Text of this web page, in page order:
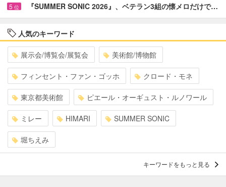
5 位 『SUMMER SONIC 2026』、ベテラン3組の懐メロだけで…
人気のキーワード
展示会/博覧会/展覧会 美術館/博物館
フィンセント・ファン・ゴッホ クロード・モネ
東京都美術館 ピエール・オーギュスト・ルノワール
ミレー HIMARI SUMMER SONIC
堀ちえみ
キーワードをもっと見る